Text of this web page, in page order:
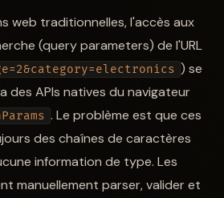
web traditionnelles, l'accès aux
(query parameters) de l'URL
) se
des APIs natives du navigateur
. Le problème est que ces
des chaînes de caractères
information de type. Les
manuellement parser, valider et